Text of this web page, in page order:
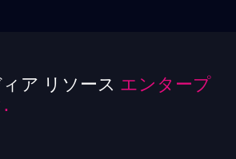
ア リソース エンタープ
.